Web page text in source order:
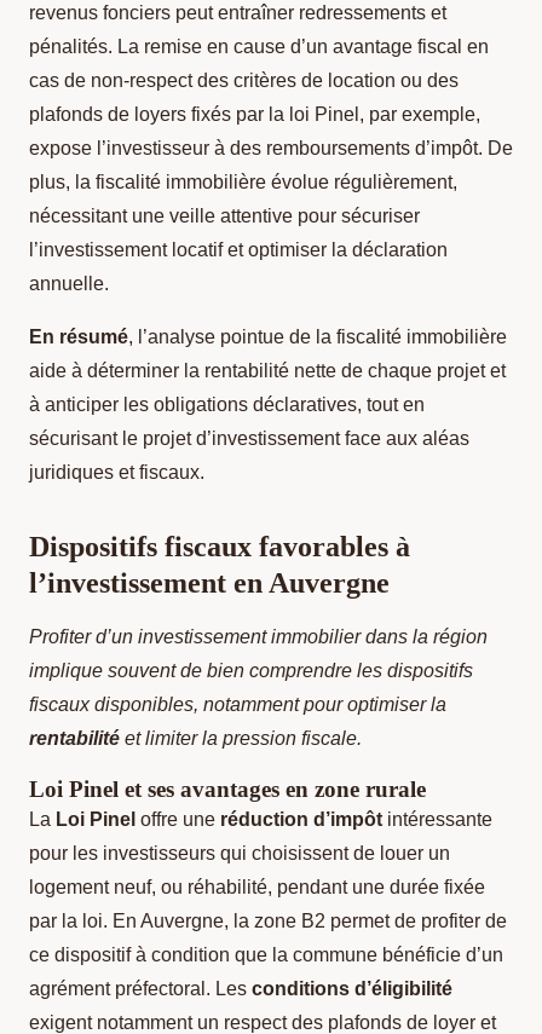
revenus fonciers peut entraîner redressements et
pénalités. La remise en cause d’un avantage fiscal en
cas de non-respect des critères de location ou des
plafonds de loyers fixés par la loi Pinel, par exemple,
expose l’investisseur à des remboursements d’impôt. De
plus, la fiscalité immobilière évolue régulièrement,
nécessitant une veille attentive pour sécuriser
l’investissement locatif et optimiser la déclaration
annuelle.
En résumé, l’analyse pointue de la fiscalité immobilière
aide à déterminer la rentabilité nette de chaque projet et
à anticiper les obligations déclaratives, tout en
sécurisant le projet d’investissement face aux aléas
juridiques et fiscaux.
Dispositifs fiscaux favorables à
l’investissement en Auvergne
Profiter d’un investissement immobilier dans la région
implique souvent de bien comprendre les dispositifs
fiscaux disponibles, notamment pour optimiser la
rentabilité et limiter la pression fiscale.
Loi Pinel et ses avantages en zone rurale
La Loi Pinel offre une réduction d’impôt intéressante
pour les investisseurs qui choisissent de louer un
logement neuf, ou réhabilité, pendant une durée fixée
par la loi. En Auvergne, la zone B2 permet de profiter de
ce dispositif à condition que la commune bénéficie d’un
agrément préfectoral. Les conditions d’éligibilité
exigent notamment un respect des plafonds de loyer et